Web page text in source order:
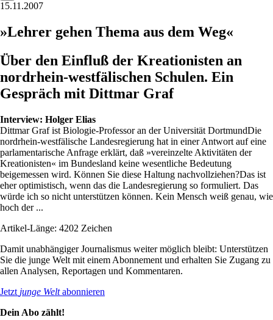
15.11.2007
»Lehrer gehen Thema aus dem Weg«
Über den Einfluß der Kreationisten an
nordrhein-westfälischen Schulen. Ein
Gespräch mit Dittmar Graf
Interview: Holger Elias
Dittmar Graf ist Biologie-Professor an der Universität DortmundDie
nordrhein-westfälische Landesregierung hat in einer Antwort auf eine
parlamentarische Anfrage erklärt, daß »vereinzelte Aktivitäten der
Kreationisten« im Bundesland keine wesentliche Bedeutung
beigemessen wird. Können Sie diese Haltung nachvollziehen?Das ist
eher optimistisch, wenn das die Landesregierung so formuliert. Das
würde ich so nicht unterstützen können. Kein Mensch weiß genau, wie
hoch der ...
Artikel-Länge: 4202 Zeichen
Damit unabhängiger Journalismus weiter möglich bleibt: Unterstützen
Sie die junge Welt mit einem Abonnement und erhalten Sie Zugang zu
allen Analysen, Reportagen und Kommentaren.
Jetzt junge Weltabonnieren
Dein Abo zählt!